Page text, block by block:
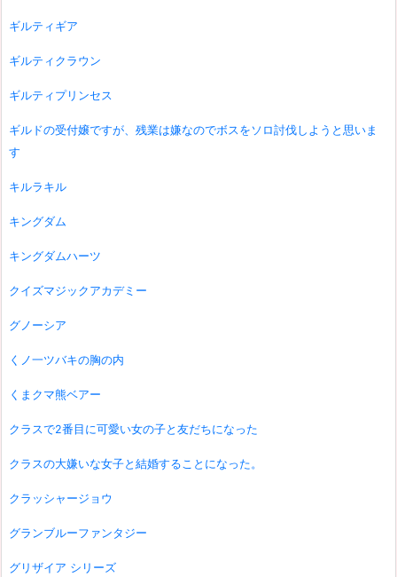
ギルティギア
ギルティクラウン
ギルティプリンセス
ギルドの受付嬢ですが、残業は嫌なのでボスをソロ討伐しようと思いま
す
キルラキル
キングダム
キングダムハーツ
クイズマジックアカデミー
グノーシア
くノ一ツバキの胸の内
くまクマ熊ベアー
クラスで2番目に可愛い女の子と友だちになった
クラスの大嫌いな女子と結婚することになった。
クラッシャージョウ
グランブルーファンタジー
グリザイア シリーズ